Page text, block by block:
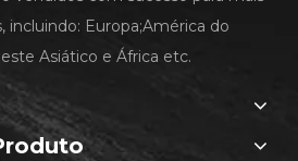
incluindo: Europa;América do
Asiático e África etc.